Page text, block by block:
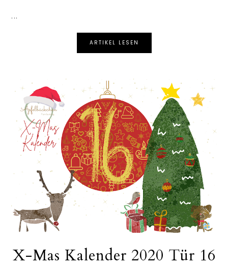
...
ARTIKEL LESEN
X-Mas Kalender 2020 Tür 16